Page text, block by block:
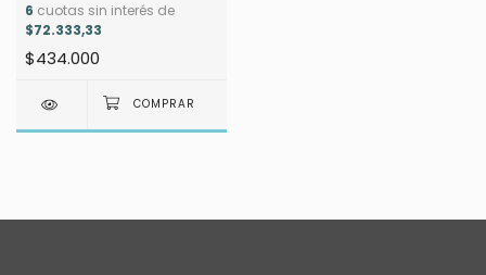
6 cuotas sin interés de
$72.333,33
$434.000